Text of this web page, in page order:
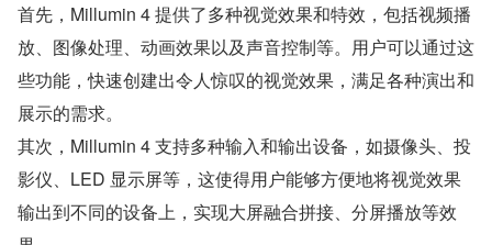
首先，Millumin 4 提供了多种视觉效果和特效，包括视频播
放、图像处理、动画效果以及声音控制等。用户可以通过这
些功能，快速创建出令人惊叹的视觉效果，满足各种演出和
展示的需求。
其次，Millumin 4 支持多种输入和输出设备，如摄像头、投
影仪、LED 显示屏等，这使得用户能够方便地将视觉效果
输出到不同的设备上，实现大屏融合拼接、分屏播放等效